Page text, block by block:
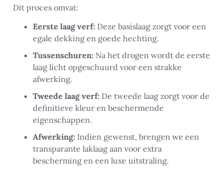
Dit proces omvat:
Eerste laag verf: Deze basislaag zorgt voor een
egale dekking en goede hechting.
Tussenschuren: Na het drogen wordt de eerste
laag licht opgeschuurd voor een strakke
afwerking.
Tweede laag verf: De tweede laag zorgt voor de
definitieve kleur en beschermende
eigenschappen.
Afwerking: Indien gewenst, brengen we een
transparante laklaag aan voor extra
bescherming en een luxe uitstraling.